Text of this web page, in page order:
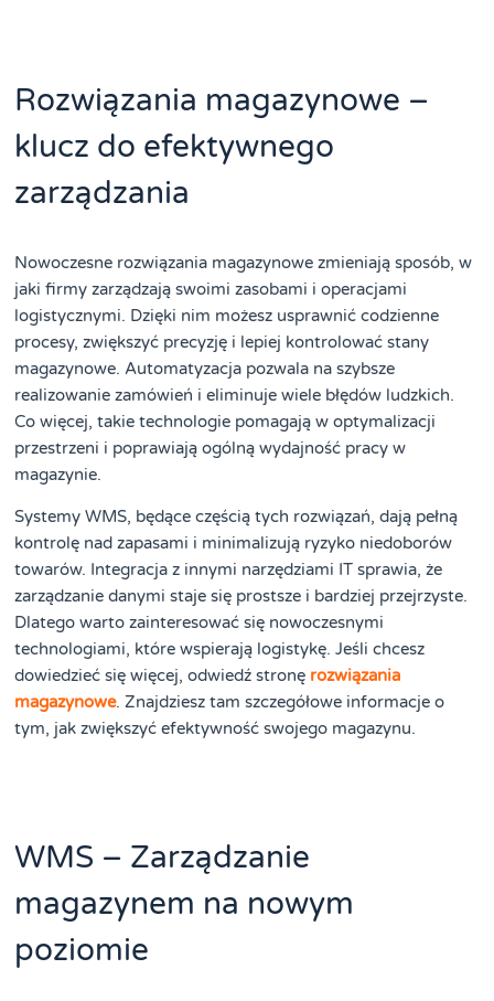
Rozwiązania magazynowe –
klucz do efektywnego
zarządzania
Nowoczesne rozwiązania magazynowe zmieniają sposób, w
jaki firmy zarządzają swoimi zasobami i operacjami
logistycznymi. Dzięki nim możesz usprawnić codzienne
procesy, zwiększyć precyzję i lepiej kontrolować stany
magazynowe. Automatyzacja pozwala na szybsze
realizowanie zamówień i eliminuje wiele błędów ludzkich.
Co więcej, takie technologie pomagają w optymalizacji
przestrzeni i poprawiają ogólną wydajność pracy w
magazynie.
Systemy WMS, będące częścią tych rozwiązań, dają pełną
kontrolę nad zapasami i minimalizują ryzyko niedoborów
towarów. Integracja z innymi narzędziami IT sprawia, że
zarządzanie danymi staje się prostsze i bardziej przejrzyste.
Dlatego warto zainteresować się nowoczesnymi
technologiami, które wspierają logistykę. Jeśli chcesz
dowiedzieć się więcej, odwiedź stronę rozwiązania
magazynowe. Znajdziesz tam szczegółowe informacje o
tym, jak zwiększyć efektywność swojego magazynu.
WMS – Zarządzanie
magazynem na nowym
poziomie